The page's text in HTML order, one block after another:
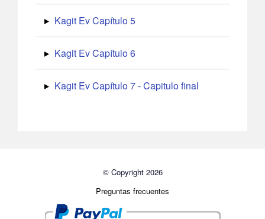
Kagit Ev Capítulo 5
Kagit Ev Capítulo 6
Kagit Ev Capítulo 7 - Capitulo final
© Copyright 2026
Preguntas frecuentes